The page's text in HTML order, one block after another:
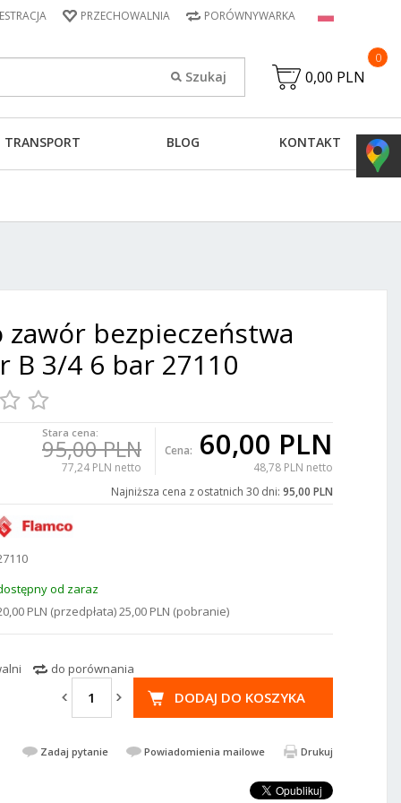
PRZECHOWALNIA PORÓWNYWARKA
0,00 PLN
0
TRANSPORT BLOG KONTAKT
zawór bezpieczeństwa
B 3/4 6 bar 27110
Cena: 60,00 PLN
48,78 PLN netto
Stara cena:
95,00 PLN
77,24 PLN netto
Najniższa cena z ostatnich 30 dni: 95,00 PLN
od zaraz
PLN (przedpłata) 25,00 PLN (pobranie)
do porównania
DODAJ DO KOSZYKA
Zadaj pytanie Powiadomienia mailowe Drukuj